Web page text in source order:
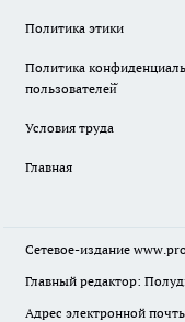
Политика этики
Политика
пользователей̆
Условия труда
Главная
Сетевое-издание
Главный редактор:
Адрес электронной